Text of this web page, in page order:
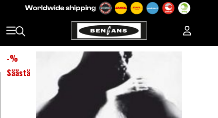
-%
Säästä